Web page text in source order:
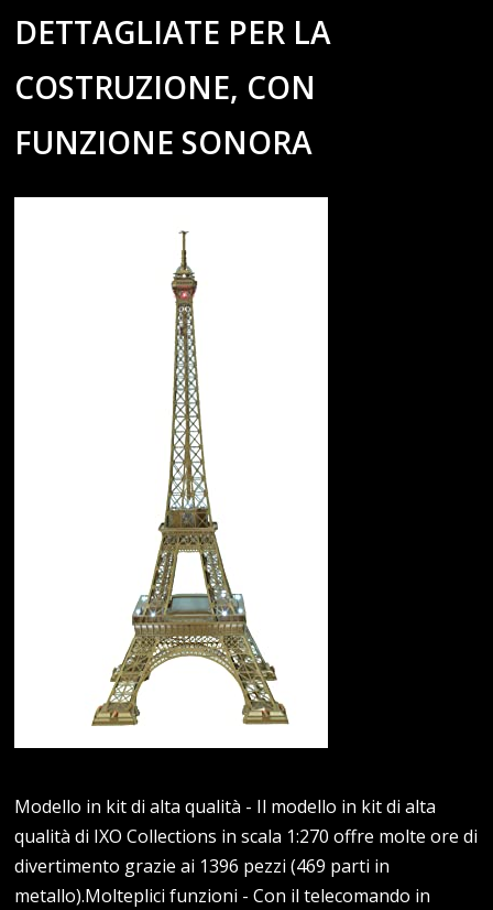
DETTAGLIATE PER LA
COSTRUZIONE, CON
FUNZIONE SONORA
Modello in kit di alta qualità - Il modello in kit di alta
qualità di IXO Collections in scala 1:270 offre molte ore di
divertimento grazie ai 1396 pezzi (469 parti in
metallo).Molteplici funzioni - Con il telecomando in